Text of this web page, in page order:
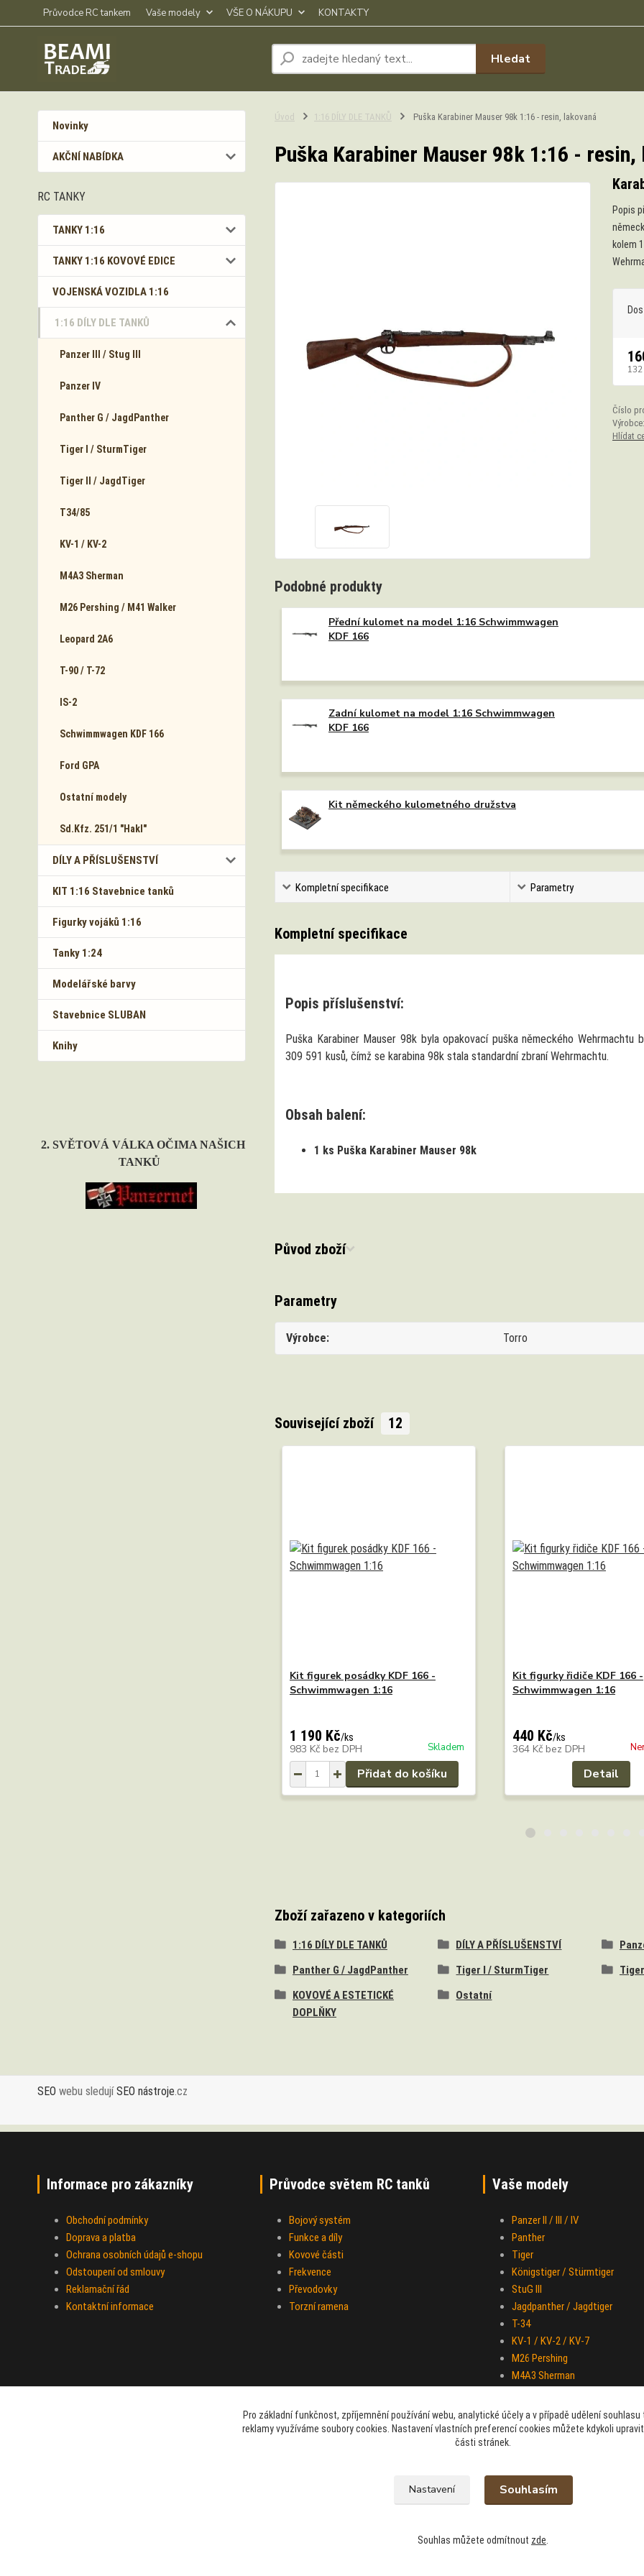
Průvodce RC tankem Vaše modely VŠE O NÁKUPU KONTAKTY
Hledat
Novinky
AKČNÍ NABÍDKA
RC TANKY
TANKY 1:16
TANKY 1:16 KOVOVÉ EDICE
VOJENSKÁ VOZIDLA 1:16
1:16 DÍLY DLE TANKŮ
Panzer III / Stug III
Panzer IV
Panther G / JagdPanther
Tiger I / SturmTiger
Tiger II / JagdTiger
T34/85
KV-1 / KV-2
M4A3 Sherman
M26 Pershing / M41 Walker
Leopard 2A6
T-90 / T-72
IS-2
Schwimmwagen KDF 166
Ford GPA
Ostatní modely
Sd.Kfz. 251/1 "Hakl"
DÍLY A PŘÍSLUŠENSTVÍ
KIT 1:16 Stavebnice tanků
Figurky vojáků 1:16
Tanky 1:24
Modelářské barvy
Stavebnice SLUBAN
Knihy
2. SVĚTOVÁ VÁLKA OČIMA NAŠICH
TANKŮ
Úvod 1:16 DÍLY DLE TANKŮ Puška Karabiner Mauser 98k 1:16 - resin, lakovaná
Puška Karabiner Mauser 98k 1:16 - resin,
Popis
kolem
132
Číslo
Výrobce:
Hlídat
Podobné produkty
Přední kulomet na model 1:16 Schwimmwagen
KDF 166
Zadní kulomet na model 1:16 Schwimmwagen
KDF 166
Kit německého kulometného družstva
Kompletní specifikace Parametry
Kompletní specifikace
Popis příslušenství:
Puška Karabiner Mauser 98k byla opakovací puška německého
309 591 kusů, čímž se karabina 98k stala standardní zbraní Wehrmachtu.
Obsah balení:
1 ks Puška Karabiner Mauser 98k
Původ zboží
Parametry
Výrobce Torro
Související zboží 12
Kit figurek posádky KDF 166 -
Schwimmwagen 1:16
1 190 Kč/ks
983 Kč bez DPH Skladem
Přidat do košíku
Kit figurky řidiče KDF 166 -
Schwimmwagen 1:16
440 Kč/ks
364 Kč bez DPH
Detail
Zboží zařazeno v kategoriích
1:16 DÍLY DLE TANKŮ DÍLY A PŘÍSLUŠENSTVÍ
Panther G / JagdPanther
Tiger I / SturmTiger
KOVOVÉ A ESTETICKÉ
DOPLŇKY
Ostatní
SEO webu sledujíSEO nástroje.cz
Informace pro zákazníky
Obchodní podmínky
Doprava a platba
Ochrana osobních údajů e-shopu
Odstoupení od smlouvy
Reklamační řád
Kontaktní informace
Průvodce světem RC tanků
Bojový systém
Funkce a díly
Kovové části
Frekvence
Převodovky
Torzní ramena
Vaše modely
Panzer II / III / IV
Panther
Tiger
Königstiger / Stürmtiger
StuG III
Jagdpanther / Jagdtiger
T-34
KV-1 / KV-2 / KV-7
M26 Pershing
M4A3 Sherman
Half-track M-16
Sd.Kfz. 251 "Hakl"
Pro základní funkčnost, zpříjemnění používání webu, analytické účely a v případě udělení
reklamy využíváme soubory cookies. Nastavení vlastních preferencí cookies můžete kdykoli
části stránek.
Nastavení Souhlasím
Souhlas můžete odmítnout zde